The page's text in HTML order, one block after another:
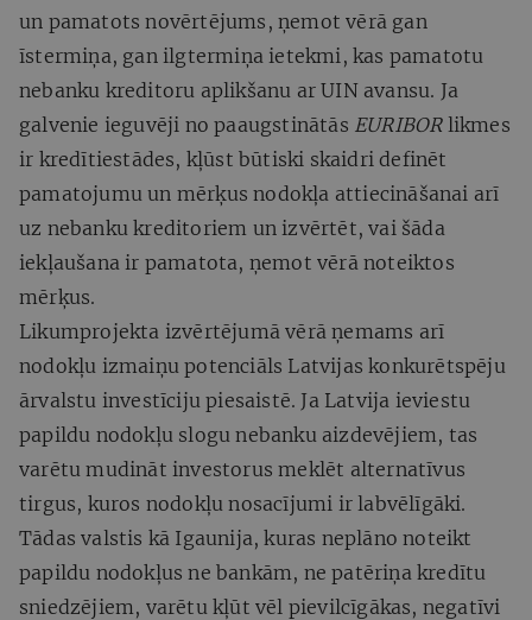
un pamatots novērtējums, ņemot vērā gan
īstermiņa, gan ilgtermiņa ietekmi, kas pamatotu
nebanku kreditoru aplikšanu ar UIN avansu. Ja
galvenie ieguvēji no paaugstinātās EURIBORlikmes
ir kredītiestādes, kļūst būtiski skaidri definēt
pamatojumu un mērķus nodokļa attiecināšanai arī
uz nebanku kreditoriem un izvērtēt, vai šāda
iekļaušana ir pamatota, ņemot vērā noteiktos
mērķus.
Likumprojekta izvērtējumā vērā ņemams arī
nodokļu izmaiņu potenciāls Latvijas konkurētspēju
ārvalstu investīciju piesaistē. Ja Latvija ieviestu
papildu nodokļu slogu nebanku aizdevējiem, tas
varētu mudināt investorus meklēt alternatīvus
tirgus, kuros nodokļu nosacījumi ir labvēlīgāki.
Tādas valstis kā Igaunija, kuras neplāno noteikt
papildu nodokļus ne bankām, ne patēriņa kredītu
sniedzējiem, varētu kļūt vēl pievilcīgākas, negatīvi